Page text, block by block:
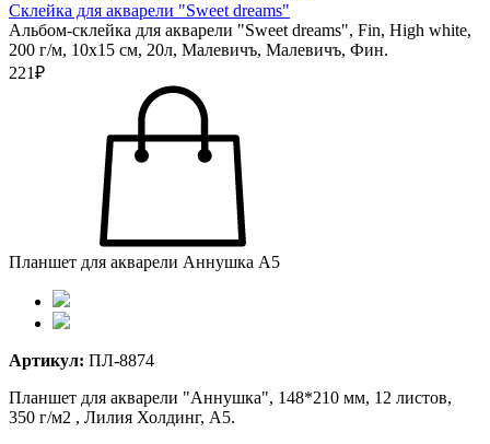
Склейка для акварели "Sweet dreams"
Альбом-склейка для акварели "Sweet dreams", Fin, High white,
200 г/м, 10х15 см, 20л, Малевичъ, Малевичъ, Фин.
221₽
Планшет для акварели Аннушка А5
Артикул: ПЛ-8874
Планшет для акварели "Аннушка", 148*210 мм, 12 листов,
350 г/м2 , Лилия Холдинг, А5.